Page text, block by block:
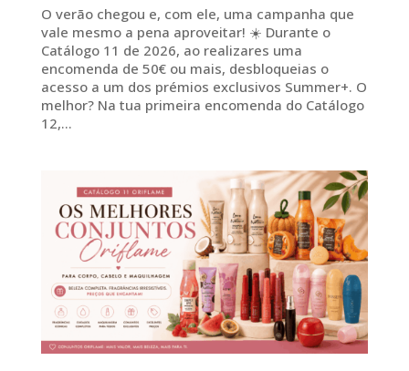
O verão chegou e, com ele, uma campanha que
vale mesmo a pena aproveitar! ☀️ Durante o
Catálogo 11 de 2026, ao realizares uma
encomenda de 50€ ou mais, desbloqueias o
acesso a um dos prémios exclusivos Summer+. O
melhor? Na tua primeira encomenda do Catálogo
12,...